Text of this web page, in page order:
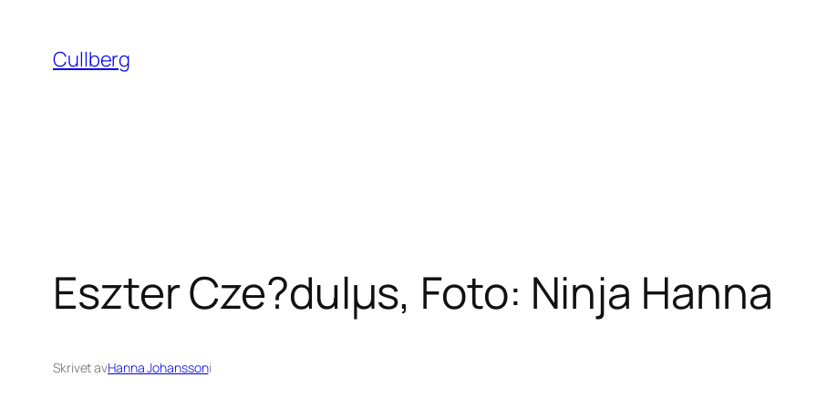
innehåll
Cullberg
Eszter Cze?dulµs, Foto: Ninja Hanna
Skrivet avHanna Johanssoni